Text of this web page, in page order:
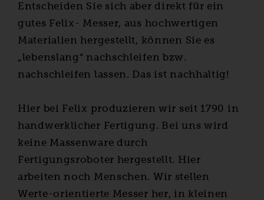
Entscheiden Sie sich aber direkt für ein
gutes Felix- Messer, aus hochwertigen
Materialien hergestellt, können Sie es
„lebenslang“ nachschleifen bzw.
nachschleifen lassen. Das ist nachhaltig!
Hier bei Felix produzieren wir seit 1790 in
handwerklicher Fertigung. Bei uns wird
keine Massenware durch
Fertigungsroboter hergestellt. Hier
arbeiten noch Menschen. Wir stellen
Werte-orientierte Messer her, in kleinen